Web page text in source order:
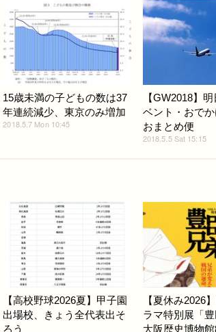
15歳未満の子どもの数は37
年連続減少、東京のみ増加
2018.5.7 Mon 10:45
【GW2018】
ベント・おで
おまとめ便
2018.5.5 Sat 15:15
【高校野球2026夏】甲子園
出場校、きょう全代表出そ
ろう
【夏休み2026
ラマ特別展「豊
大阪歴史博物